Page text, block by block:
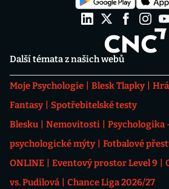
Další témata z našich webů
Moje Psychologie Blesk Tlapky
Fantasy
Spotřebitelské testy
Blesku
Nemovitosti
Psychologika
psychologické mýty
Fotbalové
ONLINE
Eventový prostor Level 9
vs. Pudilová
Chance Liga 2026/27